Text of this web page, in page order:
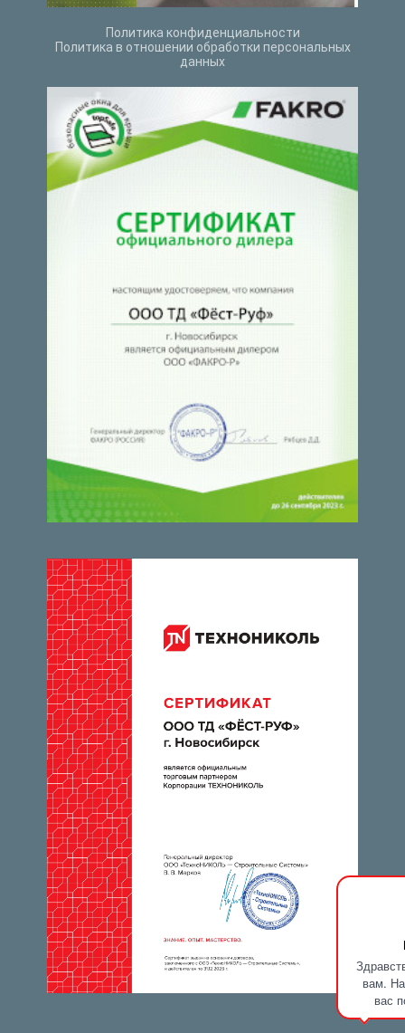
вам.
вас
Политика конфиденциальности
Политика в отношении обработки персональных
данных